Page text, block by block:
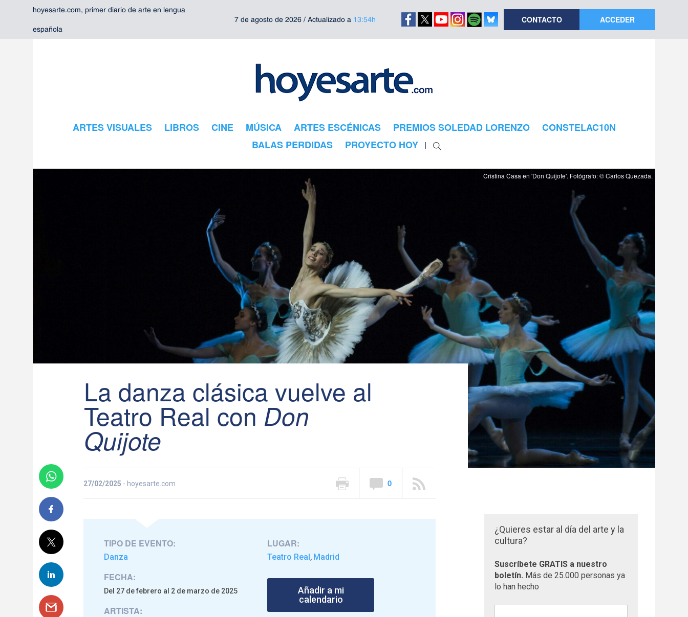
hoyesarte.com, primer diario de arte en lengua
española
7 de agosto de 2026 / Actualizado a 13:54h CONTACTO ACCEDER
ARTES VISUALES LIBROS CINE MÚSICA ARTES ESCÉNICAS PREMIOS SOLEDAD LORENZO
CONSTELAC10N
BALAS PERDIDAS
PROYECTO HOY
Cristina Casa en 'Don Quijote'. Fotógrafo: © Carlos Quezada.
La danza clásica vuelve al
Teatro Real con Don
Quijote
27/02/2025 - hoyesarte.com 0
TIPO DE EVENTO:
Danza
FECHA:
Del 27 de febrero al 2 de marzo de 2025
ARTISTA:
LUGAR:
Teatro Real, Madrid
Añadir a mi
calendario
¿Quieres estar al día del arte y la
cultura?
Suscríbete GRATIS a nuestro
boletín. Más de 25.000 personas ya
lo han hecho